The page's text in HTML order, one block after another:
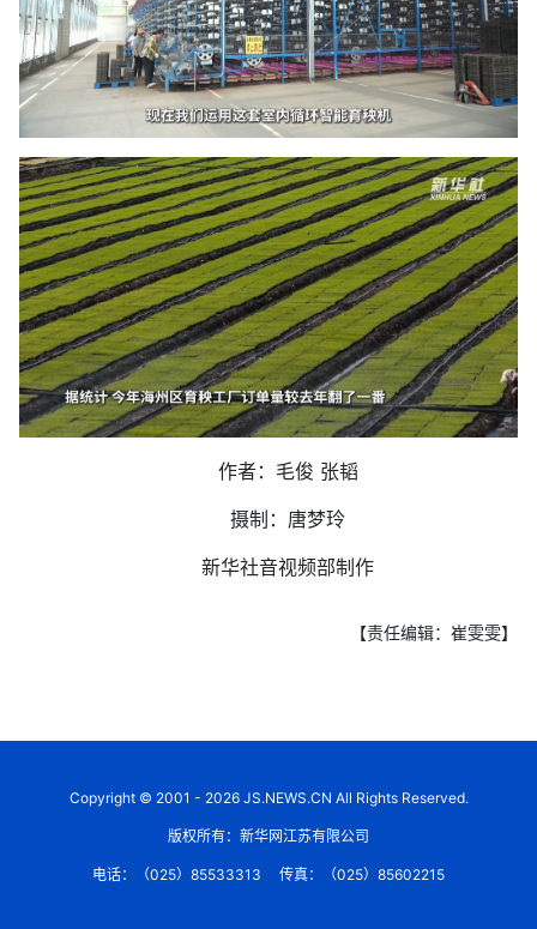
作者：毛俊 张韬
摄制：唐梦玲
新华社音视频部制作
【责任编辑：崔雯雯】
Copyright © 2001 - 2026 JS.NEWS.CN All Rights Reserved.
版权所有：新华网江苏有限公司
电话：（025）85533313 传真：（025）85602215